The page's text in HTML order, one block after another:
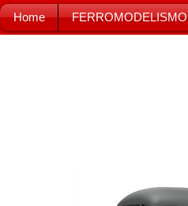
Home FERROMODELISMO